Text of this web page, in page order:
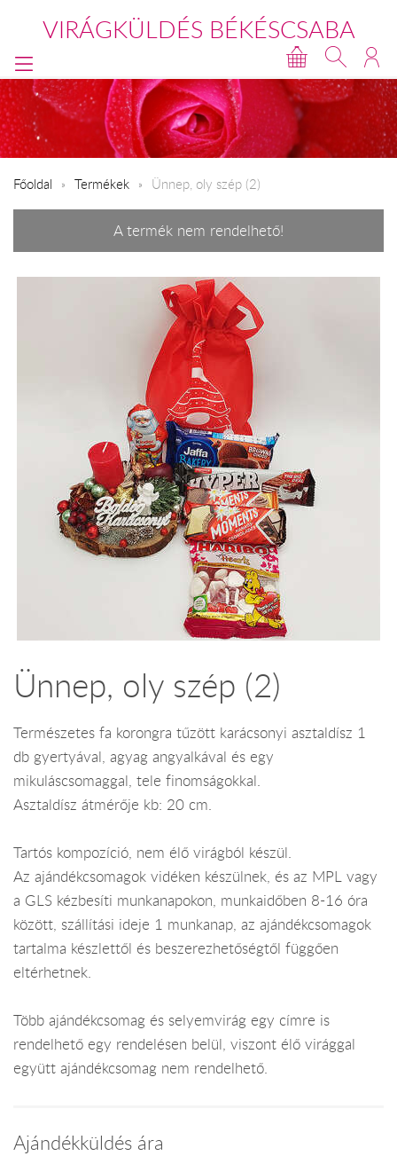
VIRÁGKÜLDÉS BÉKÉSCSABA
Főoldal Termékek Ünnep, oly szép (2)
A termék nem rendelhető!
Ünnep, oly szép (2)
Természetes fa korongra tűzött karácsonyi asztaldísz 1
db gyertyával, agyag angyalkával és egy
mikuláscsomaggal, tele finomságokkal.
Asztaldísz átmérője kb: 20 cm.
Tartós kompozíció, nem élő virágból készül.
Az ajándékcsomagok vidéken készülnek, és az MPL vagy
a GLS kézbesíti munkanapokon, munkaidőben 8-16 óra
között, szállítási ideje 1 munkanap, az ajándékcsomagok
tartalma készlettől és beszerezhetőségtől függően
eltérhetnek.
Több ajándékcsomag és selyemvirág egy címre is
rendelhető egy rendelésen belül, viszont élő virággal
együtt ajándékcsomag nem rendelhető.
Ajándékküldés ára